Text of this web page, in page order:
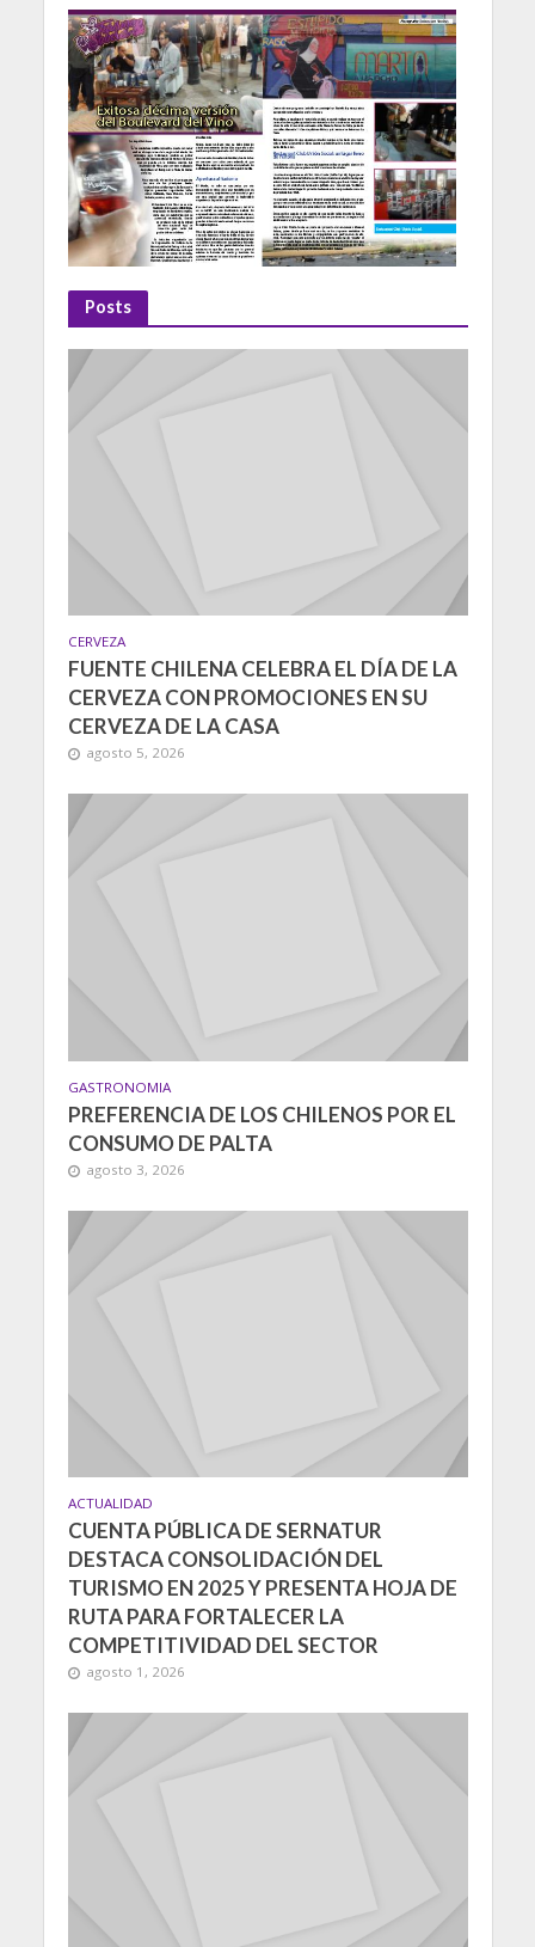
Posts
CERVEZA
FUENTE CHILENA CELEBRA EL DÍA DE LA
CERVEZA CON PROMOCIONES EN SU
CERVEZA DE LA CASA
agosto 5, 2026
GASTRONOMIA
PREFERENCIA DE LOS CHILENOS POR EL
CONSUMO DE PALTA
agosto 3, 2026
ACTUALIDAD
CUENTA PÚBLICA DE SERNATUR
DESTACA CONSOLIDACIÓN DEL
TURISMO EN 2025 Y PRESENTA HOJA DE
RUTA PARA FORTALECER LA
COMPETITIVIDAD DEL SECTOR
agosto 1, 2026